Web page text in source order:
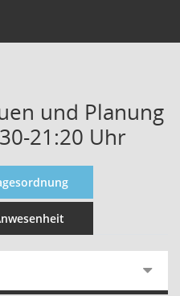
und Planung
21:20 Uhr